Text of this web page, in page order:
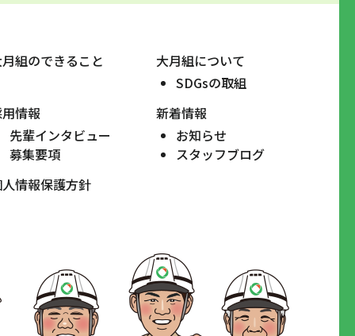
組のできること
大月組について
SDGsの取組
情報
先輩インタビュー
募集要項
新着情報
お知らせ
スタッフブログ
情報保護方針